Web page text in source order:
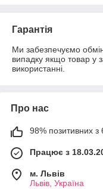
Гарантія
Ми забезпечуємо
випадку якщо товар у
використанні.
Про нас
98% позитивних з
Працює з
м. Львів
Львів, Україна